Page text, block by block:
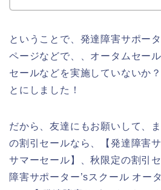
ということで、発達障害サポー
ページなどで、、オータムセー
セールなどを実施していないか
とにしました！
だから、友達にもお願いして、
の割引セールなら、【発達障害
サマーセール】、秋限定の割引
障害サポーター’sスクール オー